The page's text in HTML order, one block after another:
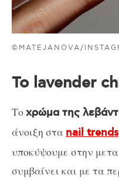
©MATEJANOVA/
Το lavender
Τοχρώμα της
άνοιξη στα nail trends
υποκύψουμε στην
συμβαίνει και με τα